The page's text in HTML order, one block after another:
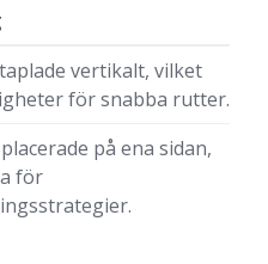
vertikalt, vilket
för snabba rutter.
på ena sidan,
för